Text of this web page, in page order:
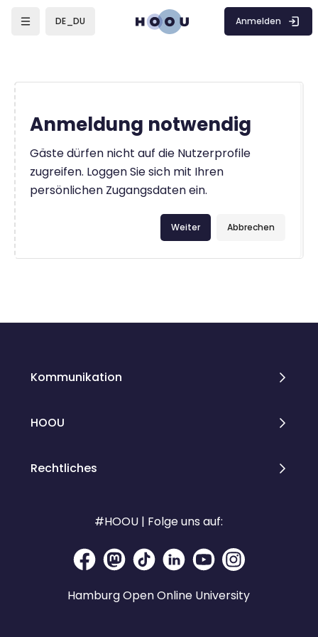
DE_DU Anmelden
Anmeldung notwendig
Gäste dürfen nicht auf die Nutzerprofile
zugreifen. Loggen Sie sich mit Ihren
persönlichen Zugangsdaten ein.
Abbrechen
Weiter
Kommunikation
HOOU
Rechtliches
#HOOU | Folge uns auf:
Hamburg Open Online University